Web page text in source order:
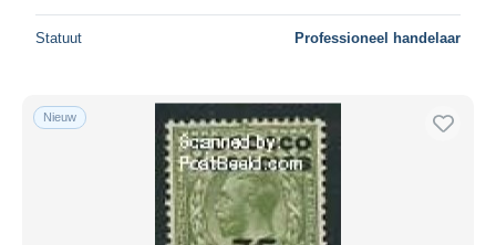
Statuut Professioneel handelaar
Nieuw